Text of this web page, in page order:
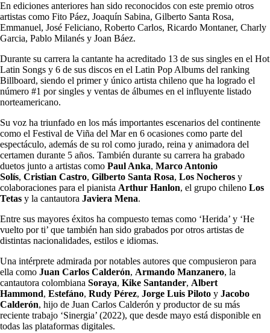
En ediciones anteriores han sido reconocidos con este premio otros
artistas como Fito Páez, Joaquín Sabina, Gilberto Santa Rosa,
Emmanuel, José Feliciano, Roberto Carlos, Ricardo Montaner, Charly
Garcia, Pablo Milanés y Joan Báez.
Durante su carrera la cantante ha acreditado 13 de sus singles en el Hot
Latin Songs y 6 de sus discos en el Latin Pop Albums del ranking
Billboard, siendo el primer y único artista chileno que ha logrado el
número #1 por singles y ventas de álbumes en el influyente listado
norteamericano.
Su voz ha triunfado en los más importantes escenarios del continente
como el Festival de Viña del Mar en 6 ocasiones como parte del
espectáculo, además de su rol como jurado, reina y animadora del
certamen durante 5 años. También durante su carrera ha grabado
duetos junto a artistas como Paul Anka, Marco Antonio
Solís, Cristian Castro, Gilberto Santa Rosa, Los Nocheros y
colaboraciones para el pianista Arthur Hanlon, el grupo chileno Los
Tetas y la cantautora Javiera Mena.
Entre sus mayores éxitos ha compuesto temas como ‘Herida’ y ‘He
vuelto por ti’ que también han sido grabados por otros artistas de
distintas nacionalidades, estilos e idiomas.
Una intérprete admirada por notables autores que compusieron para
ella como Juan Carlos Calderón, Armando Manzanero, la
cantautora colombiana Soraya, Kike Santander, Albert
Hammond, Estefáno, Rudy Pérez, Jorge Luis Piloto y Jacobo
Calderón, hijo de Juan Carlos Calderón y productor de su más
reciente trabajo ‘Sinergia’ (2022), que desde mayo está disponible en
todas las plataformas digitales.